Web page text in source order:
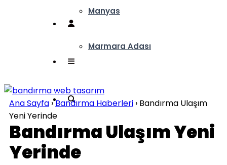
Manyas
Marmara Adası
Ana Sayfa ›Bandırma Haberleri › Bandırma Ulaşım
Yeni Yerinde
Bandırma Ulaşım Yeni
Yerinde